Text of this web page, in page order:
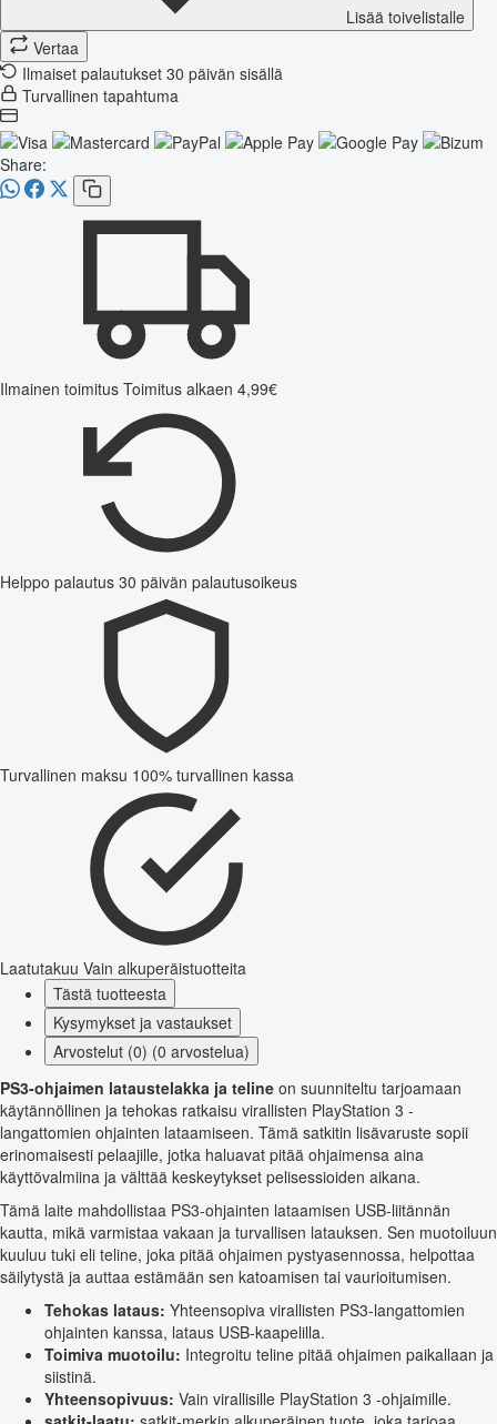
Lisää toivelistalle
Vertaa
Ilmaiset palautukset 30 päivän sisällä
Turvallinen tapahtuma
Share:
Ilmainen toimitus Toimitus alkaen 4,99€
Helppo palautus 30 päivän palautusoikeus
Turvallinen maksu 100% turvallinen kassa
Laatutakuu Vain alkuperäistuotteita
Tästä tuotteesta
Kysymykset ja vastaukset
Arvostelut (0) (0 arvostelua)
PS3-ohjaimen lataustelakka ja teline on suunniteltu tarjoamaan
käytännöllinen ja tehokas ratkaisu virallisten PlayStation 3 -
langattomien ohjainten lataamiseen. Tämä satkitin lisävaruste sopii
erinomaisesti pelaajille, jotka haluavat pitää ohjaimensa aina
käyttövalmiina ja välttää keskeytykset pelisessioiden aikana.
Tämä laite mahdollistaa PS3-ohjainten lataamisen USB-liitännän
kautta, mikä varmistaa vakaan ja turvallisen latauksen. Sen muotoiluun
kuuluu tuki eli teline, joka pitää ohjaimen pystyasennossa, helpottaa
säilytystä ja auttaa estämään sen katoamisen tai vaurioitumisen.
Tehokas lataus: Yhteensopiva virallisten PS3-langattomien
ohjainten kanssa, lataus USB-kaapelilla.
Toimiva muotoilu: Integroitu teline pitää ohjaimen paikallaan ja
siistinä.
Yhteensopivuus: Vain virallisille PlayStation 3 -ohjaimille.